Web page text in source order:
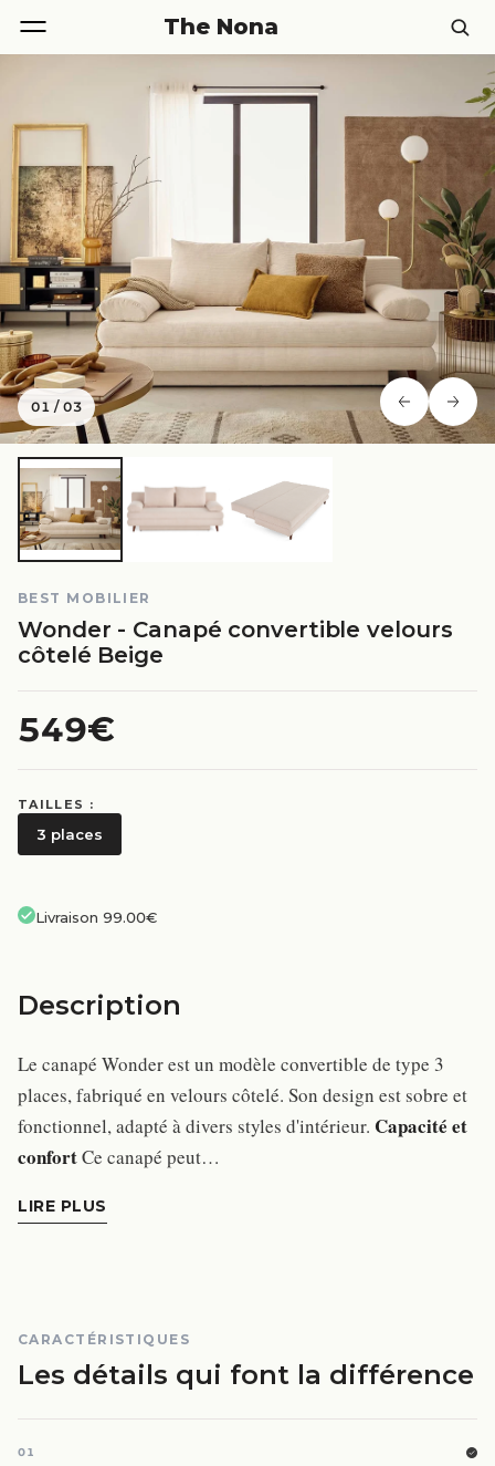
The Nona
01 /03
BEST MOBILIER
Wonder - Canapé convertible velours
côtelé Beige
549€
TAILLES :
3 places
Livraison 99.00€
Description
Le canapé Wonder est un modèle convertible de type 3
places, fabriqué en velours côtelé. Son design est sobre et
fonctionnel, adapté à divers styles d'intérieur. Capacité et
confortCe canapé peut…
LIRE PLUS
CARACTÉRISTIQUES
Les détails qui font la différence
01